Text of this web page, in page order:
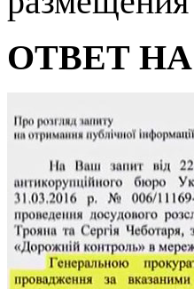
ОТВЕТ